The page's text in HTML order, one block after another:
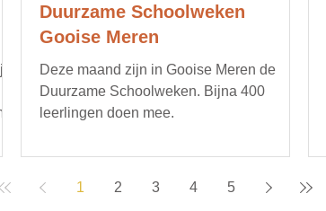
Duurzame Schoolweken
Gooise Meren
Deze maand zijn in Gooise Meren de
Duurzame Schoolweken. Bijna 400
leerlingen doen mee.
1 2 3 4 5